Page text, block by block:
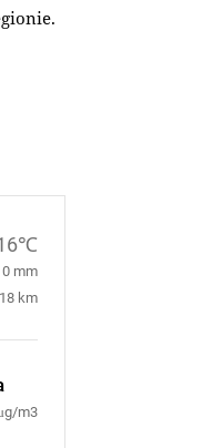
0 mm
18 km
m3